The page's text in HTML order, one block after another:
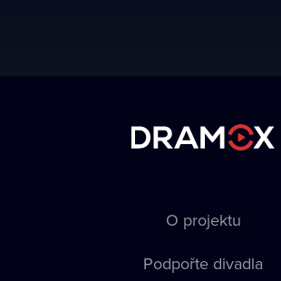
O projektu
Podpořte divadla